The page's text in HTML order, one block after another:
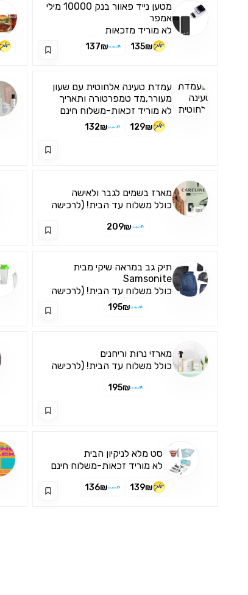
מטען נייד פאוור בנק 10000 מילי
אמפר
לא מוריד מזכאות
135₪
137₪
עמדת טעינה אלחוטית עם שעון
מעורר,מד טמפרטורה ותאריך
לא מוריד זכאות-משלוח חינם
129₪
132₪
מארז בשמים לגבר ולאישה
כולל משלוח עד הבית! (לרכישה
209₪
תיק גב במראה שיקי מבית
Samsonite
כולל משלוח עד הבית! (לרכישה
דרך האפליקציה בלבד)
195₪
מארזי נרות וריחנים
כולל משלוח עד הבית! (לרכישה
195₪
סט מלא לניקיון הבית
לא מוריד זכאות-משלוח חינם
139₪
136₪